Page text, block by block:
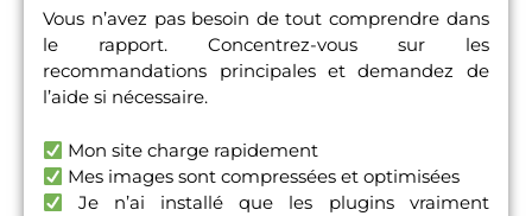
Vous n’avez pas besoin de tout comprendre dans
le rapport. Concentrez-vous sur les
recommandations principales et demandez de
l’aide si nécessaire.
Mon site charge rapidement
Mes images sont compressées et optimisées
Je n’ai installé que les plugins vraiment